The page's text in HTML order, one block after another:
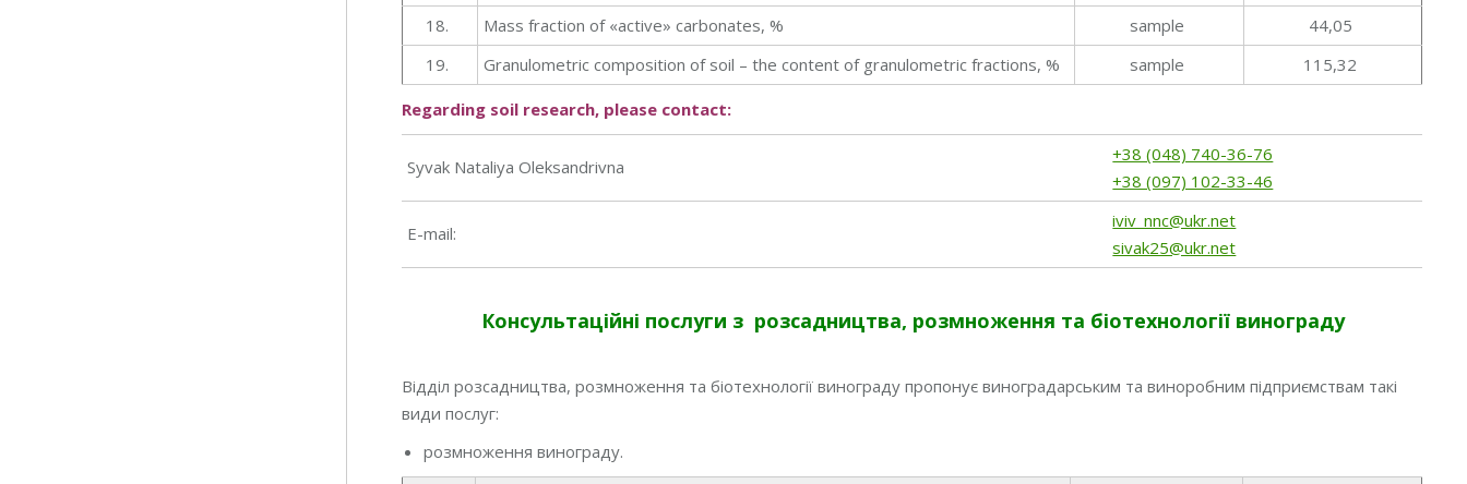
18.
Mass fraction of «active» carbonates, % sample
44,05
19.
Granulometric composition of soil – the content of granulometric fractions, % sample 115,32
Regarding soil research, please contact:
Syvak Nataliya Oleksandrivna
+38 (048) 740-36-76
+38 (097) 102-33-46
Е-mail:
iviv_nnc@ukr.net
sivak25@ukr.net
Консультаційні послуги з розсадництва, розмноження та біотехнології винограду
Відділ розсадництва, розмноження та біотехнології винограду пропонує виноградарським та виноробним підприємствам такі
види послуг:
розмноження винограду.